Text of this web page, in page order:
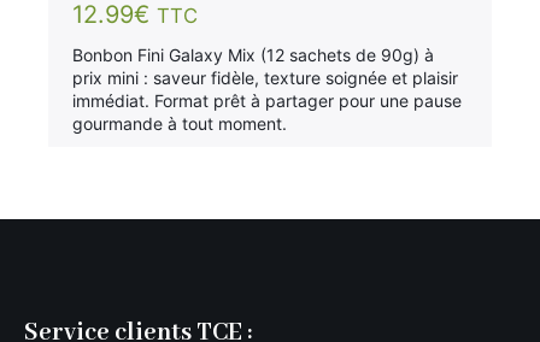
12.99€ TTC
Bonbon Fini Galaxy Mix (12 sachets de 90g) à
prix mini : saveur fidèle, texture soignée et plaisir
immédiat. Format prêt à partager pour une pause
gourmande à tout moment.
Service clients TCE :